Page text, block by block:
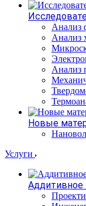
Анализ
Анализ
Анализ
Новые
Услуги
Аддитивное